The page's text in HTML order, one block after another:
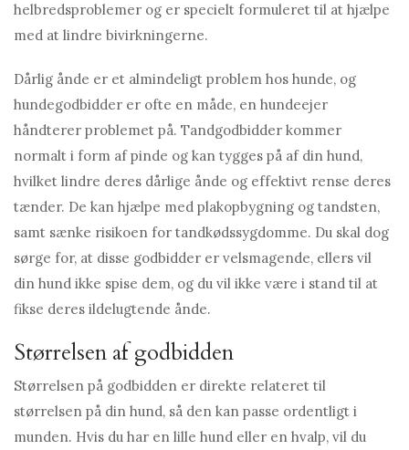
helbredsproblemer og er specielt formuleret til at hjælpe
med at lindre bivirkningerne.
Dårlig ånde er et almindeligt problem hos hunde, og
hundegodbidder er ofte en måde, en hundeejer
håndterer problemet på. Tandgodbidder kommer
normalt i form af pinde og kan tygges på af din hund,
hvilket lindre deres dårlige ånde og effektivt rense deres
tænder. De kan hjælpe med plakopbygning og tandsten,
samt sænke risikoen for tandkødssygdomme. Du skal dog
sørge for, at disse godbidder er velsmagende, ellers vil
din hund ikke spise dem, og du vil ikke være i stand til at
fikse deres ildelugtende ånde.
Størrelsen af ​​godbidden
Størrelsen på godbidden er direkte relateret til
størrelsen på din hund, så den kan passe ordentligt i
munden. Hvis du har en lille hund eller en hvalp, vil du